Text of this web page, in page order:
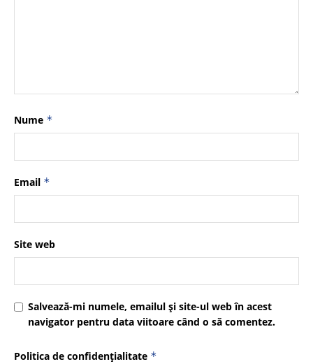
Nume *
Email *
Site web
Salvează-mi numele, emailul și site-ul web în acest
navigator pentru data viitoare când o să comentez.
Politica de confidențialitate *